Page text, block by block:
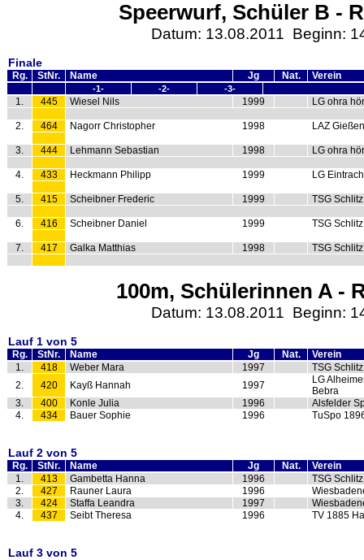
Speerwurf, Schüler B -
Datum: 13.08.2011 Beginn:
Finale
Rg. StNr. Name Jg Nat. Verein
-1- -2- -3-
1. 445 Wiesel Nils 1999 LG ohra
2. 464 Nagorr Christopher 1998 LAZ Gießen
3. 444 Lehmann Sebastian 1998 LG ohra
4. 433 Heckmann Philipp 1999 LG
5. 415 Scheibner Frederic 1999 TSG Schlitz
6. 416 Scheibner Daniel 1999 TSG Schlitz
7. 417 Galka Matthias 1998 TSG Schlitz
100m, Schülerinnen A -
Datum: 13.08.2011 Beginn:
Lauf 1 von 5
Rg. StNr. Name Jg Nat.
Verein
1.
418 Weber Mara 1997
TSG Schlitz
2.
420 Kayß Hannah 1997
LG
Bebra
3.
400 Konle Julia 1996
Alsfelder
4.
434 Bauer Sophie 1996 TuSpo
Lauf 2 von 5
Rg. StNr. Name Jg Nat.
Verein
1.
413 Gambetta Hanna 1996
TSG Schlitz
2.
427 Rauner Laura 1996
3.
424 Staffa Leandra 1997
4.
437 Seibt Theresa 1996 TV 1885
Lauf 3 von 5